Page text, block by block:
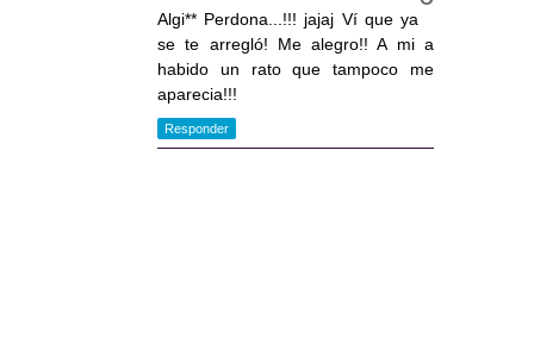
Algi** Perdona...!!! jajaj Ví que ya
se te arregló! Me alegro!! A mi a
habido un rato que tampoco me
aparecia!!!
Responder